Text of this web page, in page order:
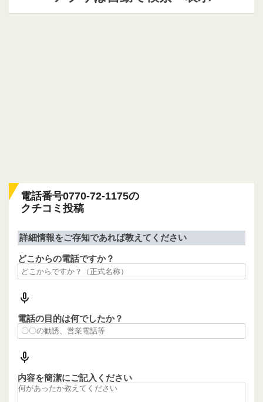
電話番号0770-72-1175の
クチコミ投稿
詳細情報をご存知であれば教えてください
どこからの電話ですか？
電話の目的は何でしたか？
内容を簡潔にご記入ください